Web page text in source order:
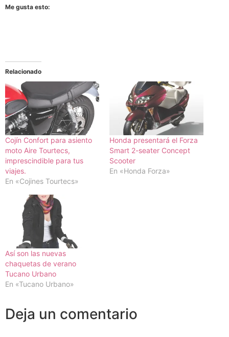
Me gusta esto:
Relacionado
Cojín Confort para asiento
moto Aire Tourtecs,
imprescindible para tus
viajes.
En «Cojines Tourtecs»
Honda presentará el Forza
Smart 2-seater Concept
Scooter
En «Honda Forza»
Así son las nuevas
chaquetas de verano
Tucano Urbano
En «Tucano Urbano»
Deja un comentario